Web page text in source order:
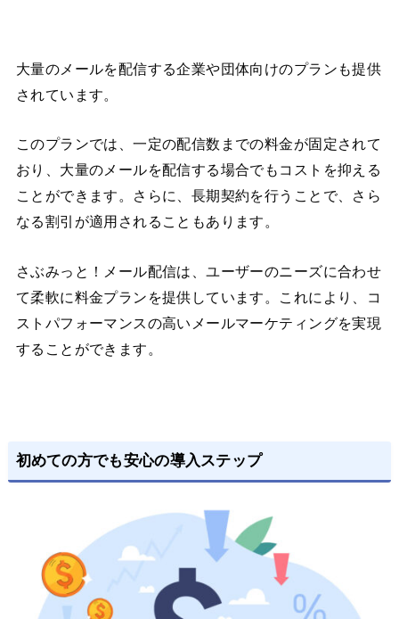
大量のメールを配信する企業や団体向けのプランも提供
されています。
このプランでは、一定の配信数までの料金が固定されて
おり、大量のメールを配信する場合でもコストを抑える
ことができます。さらに、長期契約を行うことで、さら
なる割引が適用されることもあります。
さぶみっと！メール配信は、ユーザーのニーズに合わせ
て柔軟に料金プランを提供しています。これにより、コ
ストパフォーマンスの高いメールマーケティングを実現
することができます。
初めての方でも安心の導入ステップ